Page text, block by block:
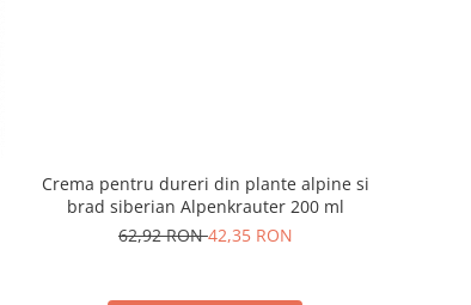
Crema pentru dureri din plante alpine si
brad siberian Alpenkrauter 200 ml
62,92 RON42,35 RON